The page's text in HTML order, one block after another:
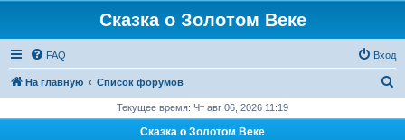
Сказка о Золотом Веке
FAQ Вход
На главную Список форумов
Текущее время: Чт авг 06, 2026 11:19
Сказка о Золотом Веке